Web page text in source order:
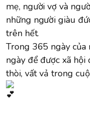
mẹ, người vợ và
những người giàu
trên hết.
Trong 365 ngày
ngày để được xã
thòi, vất vả trong